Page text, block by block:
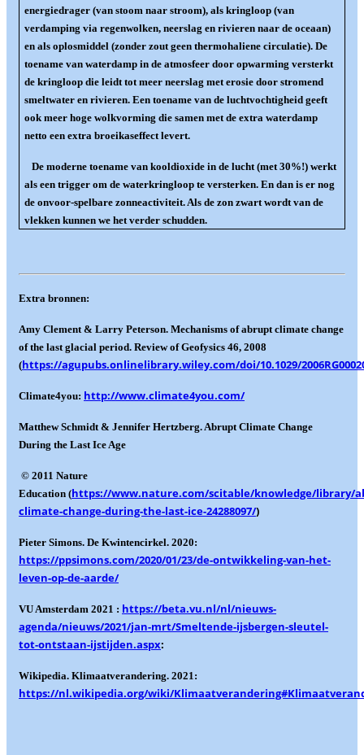
energiedrager (van stoom naar stroom), als kringloop (van
verdamping via regenwolken, neerslag en rivieren naar de oceaan)
en als oplosmiddel (zonder zout geen thermohaliene circulatie). De
toename van waterdamp in de atmosfeer door opwarming versterkt
de kringloop die leidt tot meer neerslag met erosie door stromend
smeltwater en rivieren. Een toename van de luchtvochtigheid geeft
ook meer hoge wolkvorming die samen met de extra waterdamp
netto een extra broeikaseffect levert.
De moderne toename van kooldioxide in de lucht (met 30%!) werkt
als een trigger om de waterkringloop te versterken. En dan is er nog
de onvoor-spelbare zonneactiviteit. Als de zon zwart wordt van de
vlekken kunnen we het verder schudden.
Extra bronnen:
Amy Clement & Larry Peterson. Mechanisms of abrupt climate change
of the last glacial period. Review of Geofysics 46, 2008
(https://agupubs.onlinelibrary.wiley.com/doi/10.1029/
Climate4you: http://www.climate4you.com/
Matthew Schmidt & Jennifer Hertzberg. Abrupt Climate Change
During the Last Ice Age
© 2011 Nature
Education (https://www.nature.com/scitable/knowledge/library/
climate-change-during-the-last-ice-24288097/)
Pieter Simons. De Kwintencirkel. 2020:
https://ppsimons.com/2020/01/23/de-ontwikkeling-van-het-
leven-op-de-aarde/
VU Amsterdam 2021 : https://beta.vu.nl/nl/nieuws-
agenda/nieuws/2021/jan-mrt/Smeltende-ijsbergen-sleutel-
tot-ontstaan-ijstijden.aspx:
Wikipedia. Klimaatverandering. 2021:
https://nl.wikipedia.org/wiki/